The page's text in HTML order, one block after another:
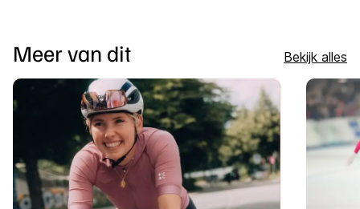
Meer van dit Bekijk alles